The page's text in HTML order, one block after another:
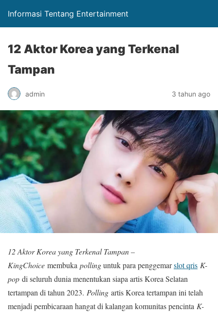
Informasi Tentang Entertainment
12 Aktor Korea yang Terkenal
Tampan
admin 3 tahun ago
12 Aktor Korea yang Terkenal Tampan –
KingChoice membuka pollinguntuk para penggemarslot qris K-
pop di seluruh dunia menentukan siapa artis Korea Selatan
tertampan di tahun 2023. Polling artis Korea tertampan ini telah
menjadi pembicaraan hangat di kalangan komunitas pencinta K-